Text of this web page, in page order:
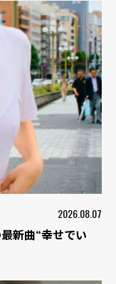
2026.08.07
新曲“幸せでい